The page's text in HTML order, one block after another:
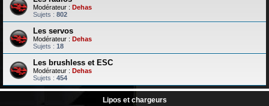
Modérateur : Dehas
Sujets : 802
Les servos
Modérateur : Dehas
Sujets : 18
Les brushless et ESC
Modérateur : Dehas
Sujets : 454
Lipos et chargeurs